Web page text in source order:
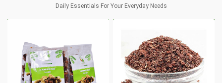
Daily Essentials For Your Everyday Needs